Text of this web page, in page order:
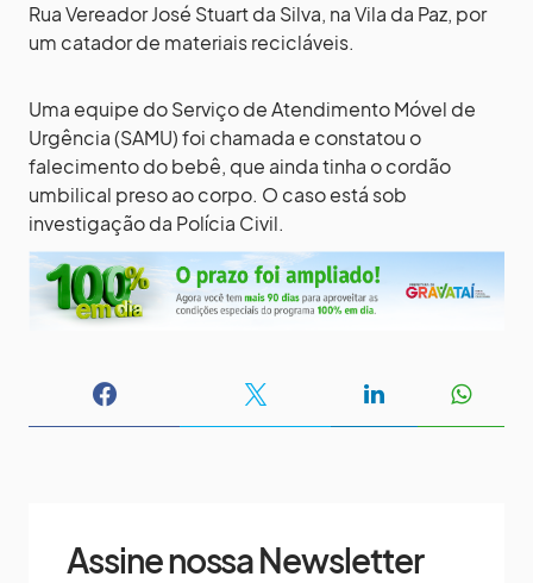
Rua Vereador José Stuart da Silva, na Vila da Paz, por
um catador de materiais recicláveis.
Uma equipe do Serviço de Atendimento Móvel de
Urgência (SAMU) foi chamada e constatou o
falecimento do bebê, que ainda tinha o cordão
umbilical preso ao corpo. O caso está sob
investigação da Polícia Civil.
Assine nossa Newsletter